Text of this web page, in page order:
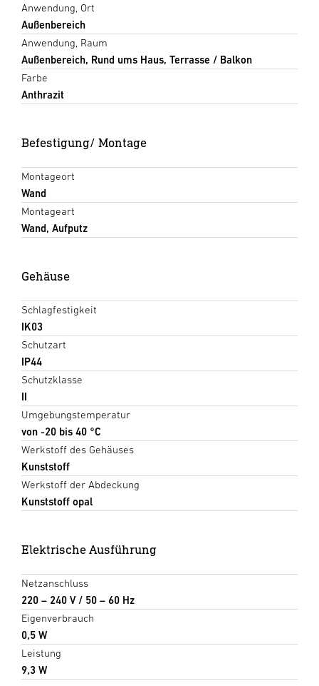
Anwendung, Ort
Außenbereich
Anwendung, Raum
Außenbereich, Rund ums Haus, Terrasse / Balkon
Farbe
Anthrazit
Befestigung/ Montage
Montageort
Wand
Montageart
Wand, Aufputz
Gehäuse
Schlagfestigkeit
IK03
Schutzart
IP44
Schutzklasse
II
Umgebungstemperatur
von -20 bis 40 °C
Werkstoff des Gehäuses
Kunststoff
Werkstoff der Abdeckung
Kunststoff opal
Elektrische Ausführung
Netzanschluss
220 – 240 V / 50 – 60 Hz
Eigenverbrauch
0,5 W
Leistung
9,3 W